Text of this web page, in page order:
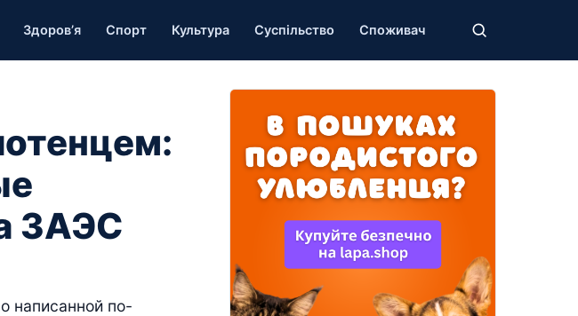
Здоров’я Спорт Культура Суспільство Споживач
ЗАЭС
написанной по-